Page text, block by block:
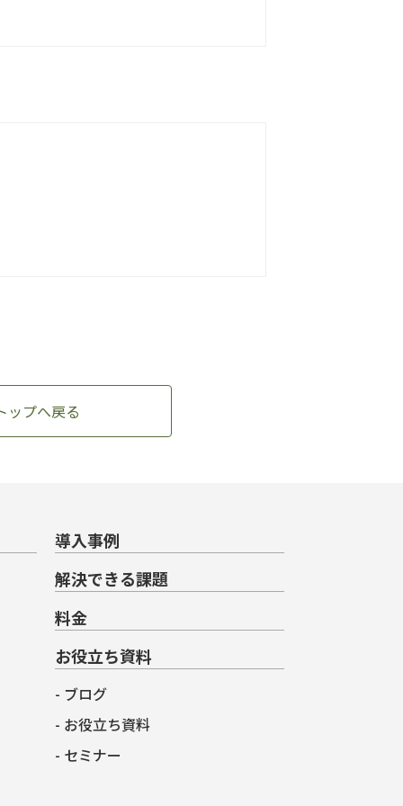
ップへ戻る
導入事例
解決できる課題
料金
お役立ち資料
ブログ
お役立ち資料
セミナー